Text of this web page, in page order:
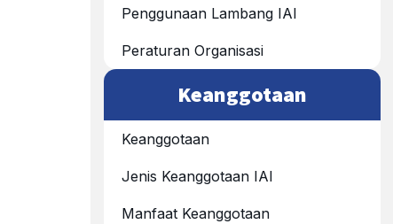
Penggunaan Lambang IAI
Peraturan Organisasi
Keanggotaan
Keanggotaan
Jenis Keanggotaan IAI
Manfaat Keanggotaan